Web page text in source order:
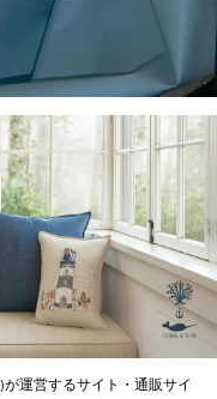
が運営するサイト・通販サイ